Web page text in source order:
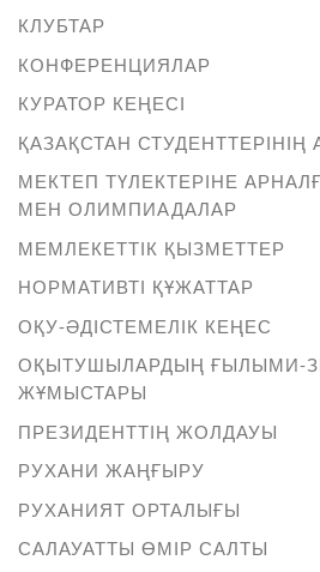
КЛУБТАР
КОНФЕРЕНЦИЯЛАР
КУРАТОР КЕҢЕСІ
ҚАЗАҚСТАН
МЕКТЕП ТҮЛЕКТЕРІНЕ
МЕН ОЛИМПИАДАЛАР
МЕМЛЕКЕТТІК ҚЫЗМЕТТЕР
НОРМАТИВТІ ҚҰЖАТТАР
ОҚУ-ӘДІСТЕМЕЛІК КЕҢЕС
ОҚЫТУШЫЛАРДЫҢ ҒЫЛЫМИ-
ЖҰМЫСТАРЫ
ПРЕЗИДЕНТТІҢ ЖОЛДАУЫ
РУХАНИ ЖАҢҒЫРУ
РУХАНИЯТ ОРТАЛЫҒЫ
САЛАУАТТЫ ӨМІР САЛТЫ